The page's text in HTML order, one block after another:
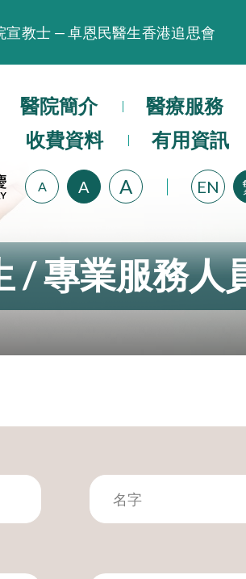
晚上11時
災受災人士提供全額資助情緒支援
獲客戶正面評價
已推出查閱病歷記錄及求診資料功能
醫院簡介
醫療服務
收費資料
有用資訊
A A A EN
/ 專業服務人